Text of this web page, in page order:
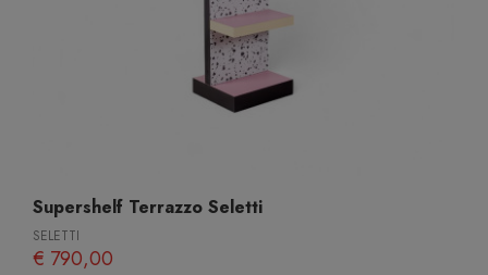
Supershelf Terrazzo Seletti
SELETTI
€ 790,00